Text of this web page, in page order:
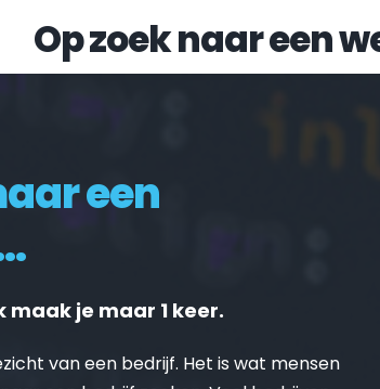
Op zoek naar een
een
maak je maar 1 keer.
van een bedrijf. Het is wat mensen